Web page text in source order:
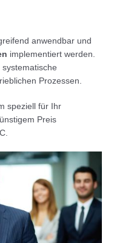
anwendbar und
implementiert werden.
Prozessen.
speziell für Ihr
Preis